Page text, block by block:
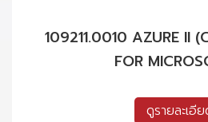
109211.0010 AZURE II
FOR
ดูรายละเอี